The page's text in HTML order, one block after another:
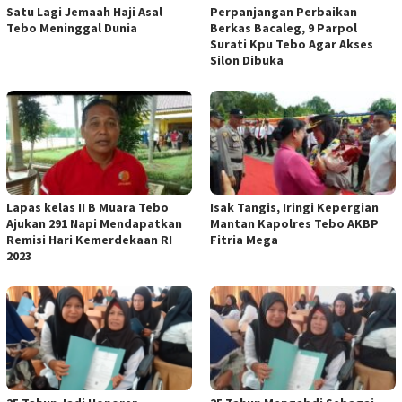
Satu Lagi Jemaah Haji Asal
Tebo Meninggal Dunia
Perpanjangan Perbaikan
Berkas Bacaleg, 9 Parpol
Surati Kpu Tebo Agar Akses
Silon Dibuka
Lapas kelas II B Muara Tebo
Ajukan 291 Napi Mendapatkan
Remisi Hari Kemerdekaan RI
2023
Isak Tangis, Iringi Kepergian
Mantan Kapolres Tebo AKBP
Fitria Mega